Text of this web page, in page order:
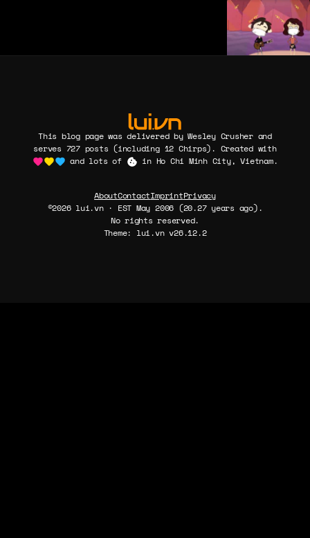
This blog page was delivered by Wesley Crusher and
serves 727 posts (including 12 Chirps). Created with
and lots of
in Ho Chi Minh City, Vietnam.
AboutContactImprintPrivacy
©2026 lui.vn · EST May 2006 (20.27 years ago).
No rights reserved.
Theme: lui.vn v26.12.2